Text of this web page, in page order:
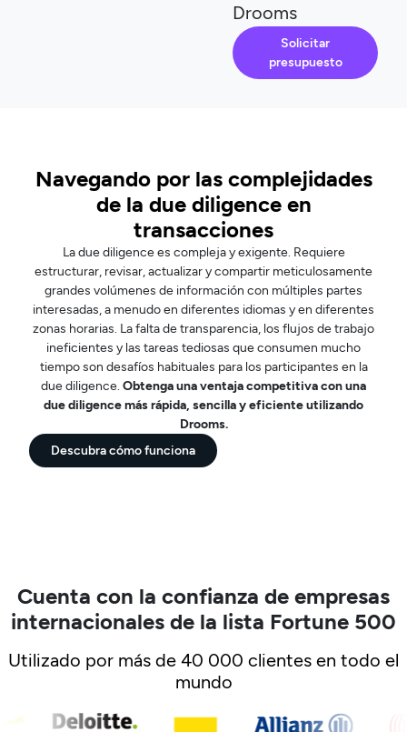
Drooms
Solicitar
presupuesto
Navegando por las complejidades
de la due diligence en
transacciones
La due diligence es compleja y exigente. Requiere
estructurar, revisar, actualizar y compartir meticulosamente
grandes volúmenes de información con múltiples partes
interesadas, a menudo en diferentes idiomas y en diferentes
zonas horarias. La falta de transparencia, los flujos de trabajo
ineficientes y las tareas tediosas que consumen mucho
tiempo son desafíos habituales para los participantes en la
due diligence. Obtenga una ventaja competitiva con una
due diligence más rápida, sencilla y eficiente utilizando
Drooms.
Descubra cómo funciona
Cuenta con la confianza de empresas
internacionales de la lista Fortune 500
Utilizado por más de 40 000 clientes en todo el
mundo